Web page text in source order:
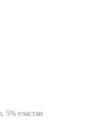
5% еластан